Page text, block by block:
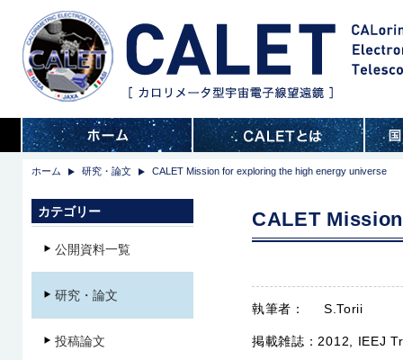
ホーム 研究・論文 CALET Mission for exploring the high energy universe
CALET
執筆者： S.Torii
掲載雑誌： 2012, IEEJ
カテゴリー
公開資料一覧
研究・論文
投稿論文